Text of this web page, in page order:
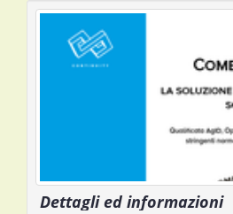
Dettagli ed informazioni